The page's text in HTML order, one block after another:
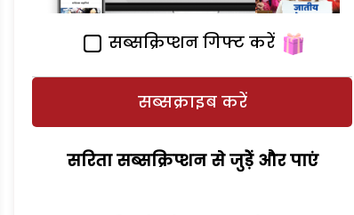
सब्सक्रिप्शन गिफ्ट करें
सब्सक्राइब करें
सरिता सब्सक्रिप्शन से जुड़ेें और पाएं